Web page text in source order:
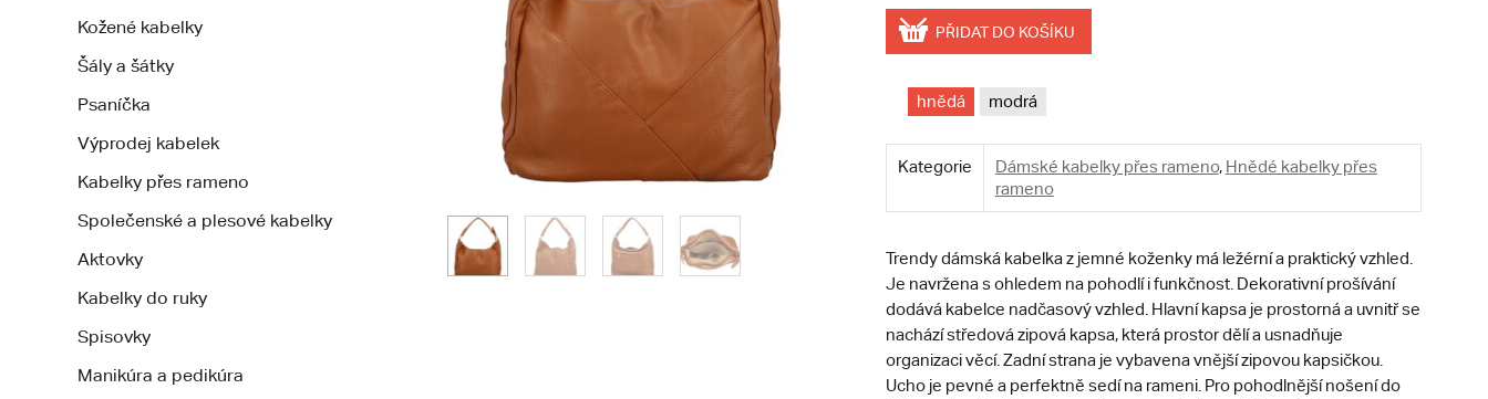
Kožené kabelky
Šály a šátky
Psaníčka
Výprodej kabelek
Kabelky přes rameno
Společenské a plesové kabelky
Aktovky
Kabelky do ruky
Spisovky
Manikúra a pedikúra
PŘIDAT DO KOŠÍKU
hnědá modrá
Kategorie Dámské kabelky přes rameno, Hnědé kabelky přes
rameno
Trendy dámská kabelka z jemné koženky má ležérní a praktický vzhled.
Je navržena s ohledem na pohodlí i funkčnost. Dekorativní prošívání
dodává kabelce nadčasový vzhled. Hlavní kapsa je prostorná a uvnitř se
nachází středová zipová kapsa, která prostor dělí a usnadňuje
organizaci věcí. Zadní strana je vybavena vnější zipovou kapsičkou.
Ucho je pevné a perfektně sedí na rameni. Pro pohodlnější nošení do